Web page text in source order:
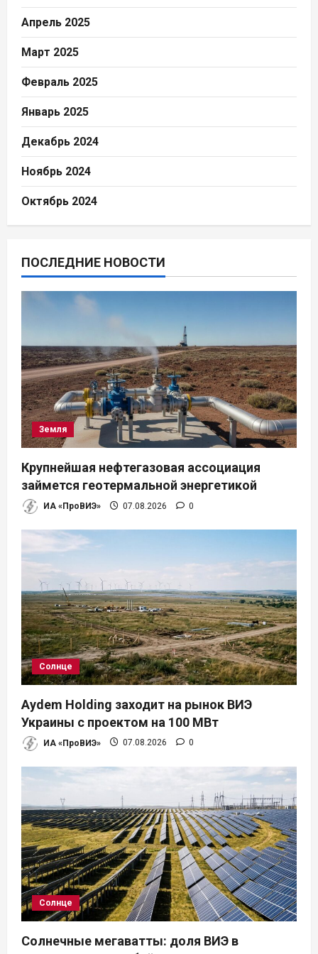
Апрель 2025
Март 2025
Февраль 2025
Январь 2025
Декабрь 2024
Ноябрь 2024
Октябрь 2024
ПОСЛЕДНИЕ НОВОСТИ
Земля
Крупнейшая нефтегазовая ассоциация
займется геотермальной энергетикой
ИА «ПроВИЭ» 07.08.2026 0
Солнце
Aydem Holding заходит на рынок ВИЭ
Украины с проектом на 100 МВт
ИА «ПроВИЭ» 07.08.2026 0
Солнце
Солнечные мегаватты: доля ВИЭ в